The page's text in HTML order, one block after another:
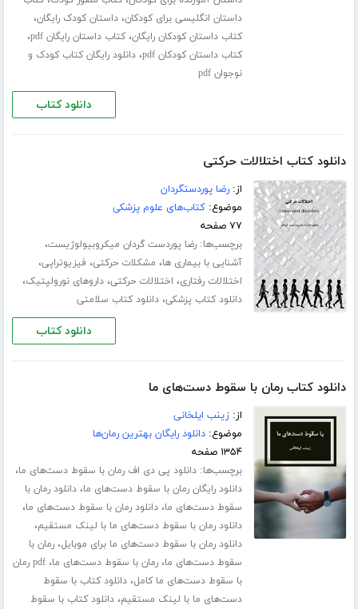
داستان انگلیسی برای کودکان،داستان کودک رایگان،
کتاب داستان کودکان رایگان،کتاب داستان رایگان pdf ،
کتاب داستان کودکان pdf ،دانلود رایگان کتاب کودک و
نوجوان pdf
دانلود کتاب
دانلود کتاب اختلالات حرکتی
از:رضا پوردستگردان
موضوع:کتاب‌های علوم پزشکی
۷۷ صفحه
برچسب‌ها:رضا پوردست گردان میکروبیولوژیست،
آشنایی با بیماری ها، مشکلات حرکتی، فیزیوتراپی،
اختلالات رفتاری، اختلالات حرکتی،داروﻫﺎی ﻧﻮروﻟﭙﺘﯿﮏ،
دانلود کتاب پزشکی،دانلود کتاب سلامتی
دانلود کتاب
دانلود کتاب رمان با سقوط دست‌های ما
از:زینب ایلخانی
موضوع:دانلود رایگان بهترین رمان‌ها
۱۳۵۴ صفحه
برچسب‌ها:دانلود پی دی اف رمان با سقوط دست‌های ما،
دانلود رایگان رمان با سقوط دست‌های ما،دانلود رمان با
سقوط دست‌های ما،دانلود رمان با سقوط دست‌های ما،
دانلود رمان با سقوط دست‌های ما با لینک مستقیم،
دانلود رمان با سقوط دست‌های ما برای موبایل،رمان با
سقوط دست‌های ما،رمان با سقوط دست‌های ما،
pdf رمان
با سقوط دست‌های ما کامل،دانلود کتاب با سقوط
دست‌های ما با لینک مستقیم،دانلود کتاب با سقوط